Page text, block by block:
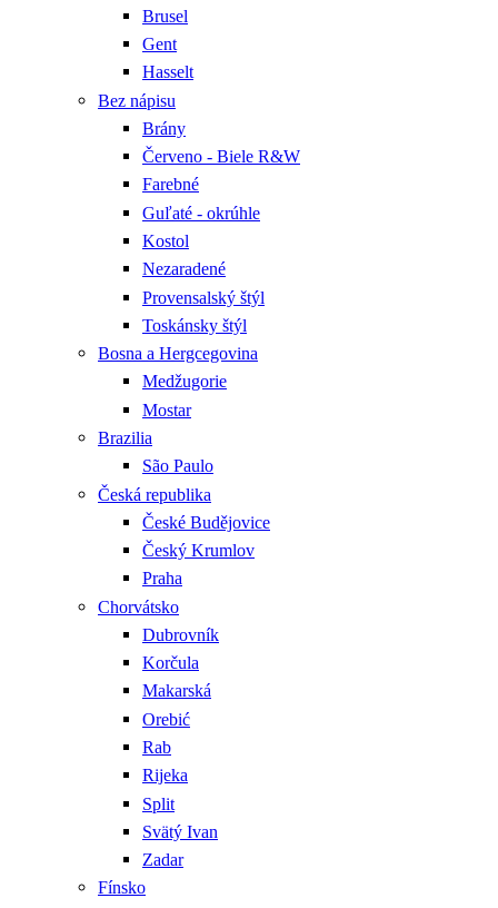
Brusel
Gent
Hasselt
Bez nápisu
Brány
Červeno - Biele R&W
Farebné
Guľaté - okrúhle
Kostol
Nezaradené
Provensalský štýl
Toskánsky štýl
Bosna a Hergcegovina
Medžugorie
Mostar
Brazilia
São Paulo
Česká republika
České Budějovice
Český Krumlov
Praha
Chorvátsko
Dubrovník
Korčula
Makarská
Orebić
Rab
Rijeka
Split
Svätý Ivan
Zadar
Fínsko